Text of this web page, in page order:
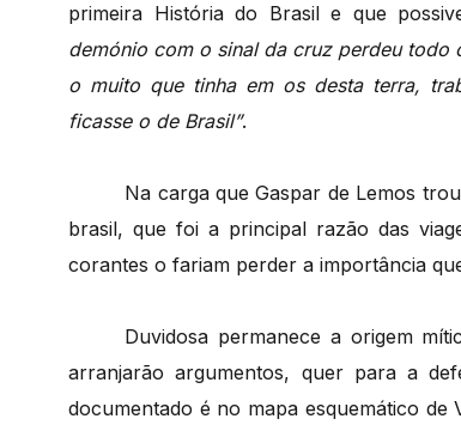
primeira História do Brasil e que
demónio com o sinal da cruz perdeu todo
o muito que tinha em os desta terra,
ficasse o de Brasil”.
Na carga que Gaspar de Lemos
brasil, que foi a principal razão das
corantes o fariam perder a importância
Duvidosa permanece a origem
arranjarão argumentos, quer para a
documentado é no mapa esquemático de